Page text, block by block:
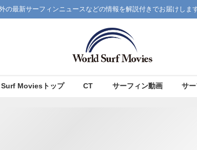
の最新サーフィンニュースなどの情報を解説付きでお届けしま
Moviesトップ CT サーフィン動画 サ